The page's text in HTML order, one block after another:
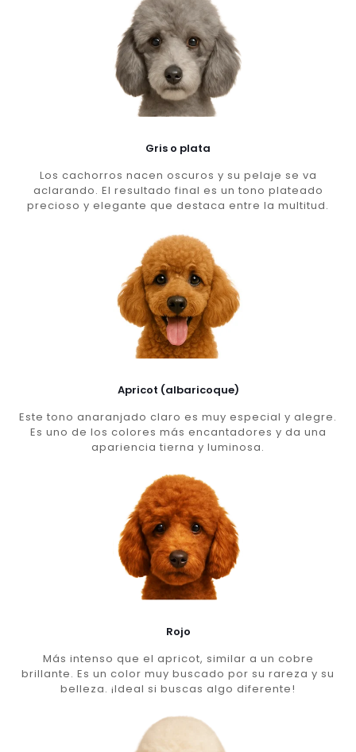
Gris o plata
Los cachorros nacen oscuros y su pelaje se va
aclarando. El resultado final es un tono plateado
precioso y elegante que destaca entre la multitud.
Apricot (albaricoque)
Este tono anaranjado claro es muy especial y alegre.
Es uno de los colores más encantadores y da una
apariencia tierna y luminosa.
Rojo
Más intenso que el apricot, similar a un cobre
brillante. Es un color muy buscado por su rareza y su
belleza. ¡Ideal si buscas algo diferente!